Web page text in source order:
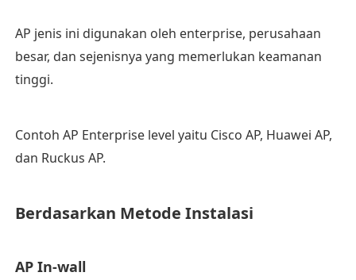
AP jenis ini digunakan oleh enterprise, perusahaan
besar, dan sejenisnya yang memerlukan keamanan
tinggi.
Contoh AP Enterprise level yaitu Cisco AP, Huawei AP,
dan Ruckus AP.
Berdasarkan Metode Instalasi
AP In-wall